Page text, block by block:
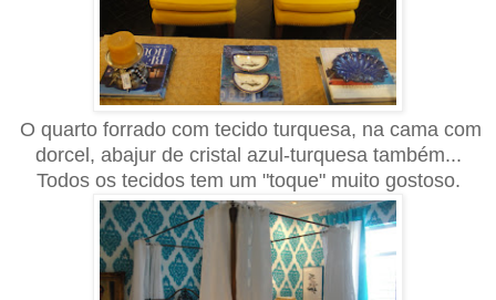
O quarto forrado com tecido turquesa, na cama com
dorcel, abajur de cristal azul-turquesa também...
Todos os tecidos tem um "toque" muito gostoso.